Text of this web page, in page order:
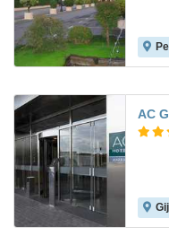
AC